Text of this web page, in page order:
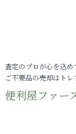
査定のプロが心を込め
ご不要品の売却はト
便利屋ファー